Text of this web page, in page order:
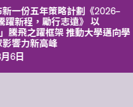
新一份五年策略計劃《2026‒
躍新程，勵行志遠》 以
」騰飛之躍框架 推動大學邁向學
響力新高峰
6日